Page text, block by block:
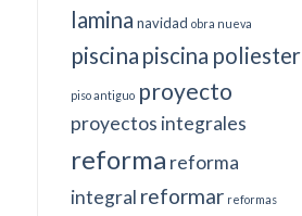
lamina navidad obra nueva
piscina piscina poliester
piso antiguo proyecto
proyectos integrales
reforma reforma
integral reformar reformas